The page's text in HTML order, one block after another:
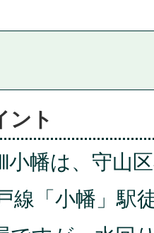
ント
幡は、守山
線「小幡」駅